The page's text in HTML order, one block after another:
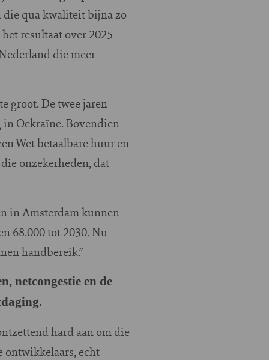
qua kwaliteit bijna zo
resultaat over 2025
die meer
groot. De twee jaren
Oekraïne. Bovendien
Wet betaalbare huur en
onzekerheden, dat
in Amsterdam kunnen
68.000 tot 2030. Nu
handbereik.”
netcongestie en de
hard aan om die
ontwikkelaars, echt